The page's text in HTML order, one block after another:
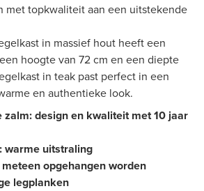
met topkwaliteit aan een uitstekende
in massief hout heeft een
hoogte van 72 cm en een diepte
in teak past perfect in een
en authentieke look.
zalm: design en kwaliteit met 10 jaar
warme uitstraling
opgehangen worden
legplanken